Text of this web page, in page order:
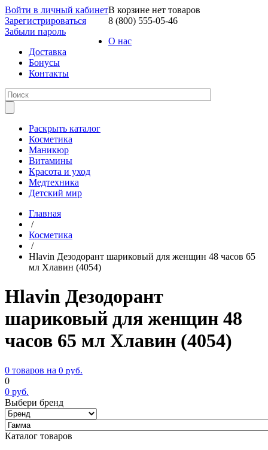
Войти в личный кабинет
Зарегистрироваться
Забыли пароль
В корзине нет товаров
8 (800) 555-05-46
О нас
Доставка
Бонусы
Контакты
Раскрыть каталог
Косметика
Маникюр
Витамины
Красота и уход
Медтехника
Детский мир
Главная
/
Косметика
/
Hlavin Дезодорант шариковый для женщин 48 часов 65
мл Хлавин (4054)
Hlavin Дезодорант
шариковый для женщин 48
часов 65 мл Хлавин (4054)
0 товаров на 0 руб.
0
0 руб.
Выбери бренд
Каталог товаров